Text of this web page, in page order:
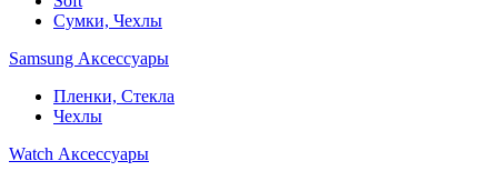
Сумки, Чехлы
Samsung Аксессуары
Пленки, Стекла
Чехлы
Watch Аксессуары